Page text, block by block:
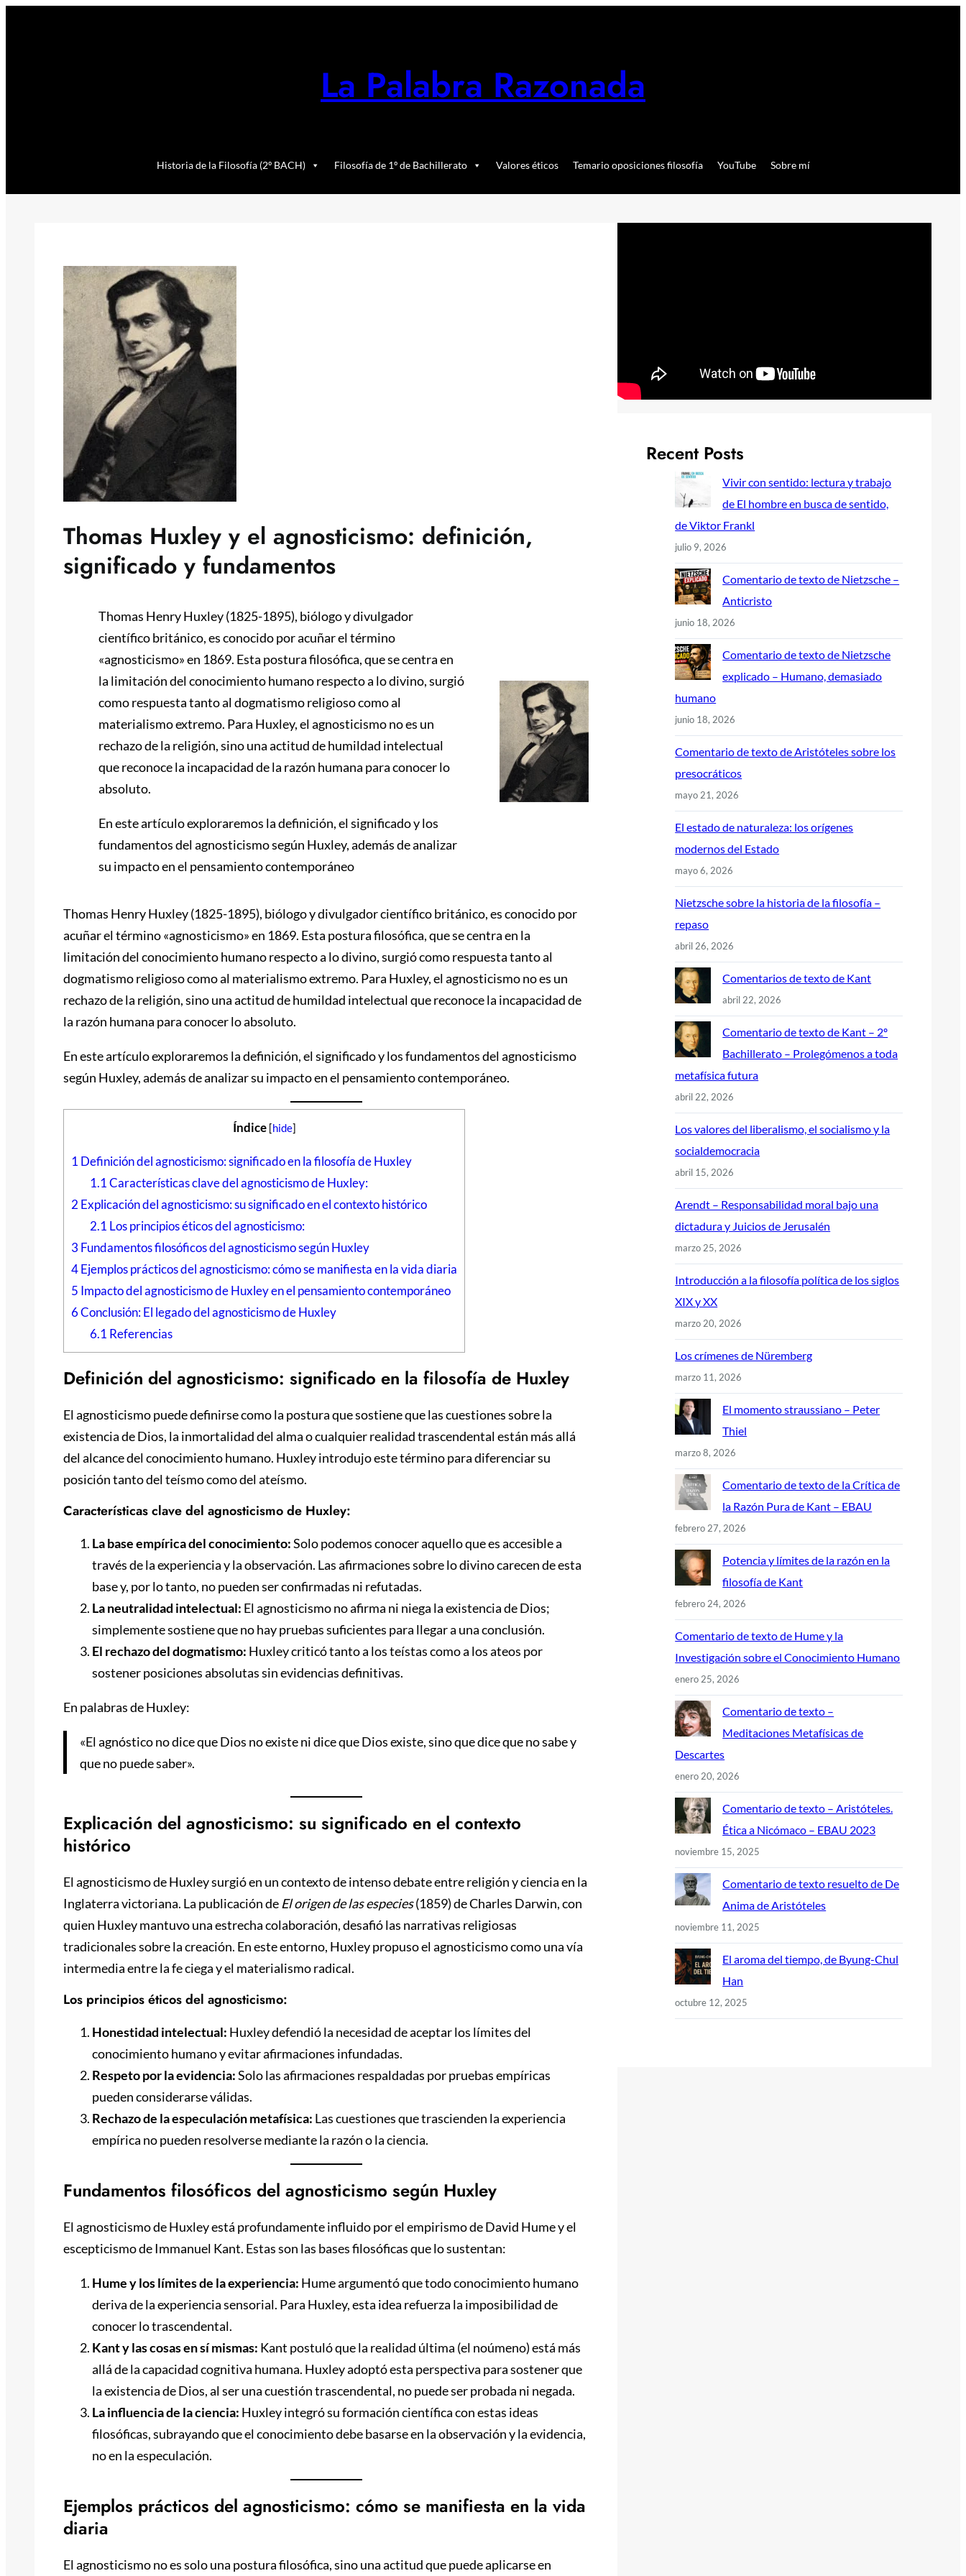
La Palabra Razonada
Historia de la Filosofía (2º BACH) Filosofía de 1º de Bachillerato Valores éticos Temario oposiciones filosofía YouTube Sobre mí
Thomas Huxley y el agnosticismo: definición,
significado y fundamentos
Thomas Henry Huxley (1825-1895), biólogo y divulgador
científico británico, es conocido por acuñar el término
«agnosticismo» en 1869. Esta postura filosófica, que se centra en
la limitación del conocimiento humano respecto a lo divino, surgió
como respuesta tanto al dogmatismo religioso como al
materialismo extremo. Para Huxley, el agnosticismo no es un
rechazo de la religión, sino una actitud de humildad intelectual
que reconoce la incapacidad de la razón humana para conocer lo
absoluto.
En este artículo exploraremos la definición, el significado y los
fundamentos del agnosticismo según Huxley, además de analizar
su impacto en el pensamiento contemporáneo
Thomas Henry Huxley (1825-1895), biólogo y divulgador científico británico, es conocido por
acuñar el término «agnosticismo» en 1869. Esta postura filosófica, que se centra en la
limitación del conocimiento humano respecto a lo divino, surgió como respuesta tanto al
dogmatismo religioso como al materialismo extremo. Para Huxley, el agnosticismo no es un
rechazo de la religión, sino una actitud de humildad intelectual que reconoce la incapacidad de
la razón humana para conocer lo absoluto.
En este artículo exploraremos la definición, el significado y los fundamentos del agnosticismo
según Huxley, además de analizar su impacto en el pensamiento contemporáneo.
Índice [hide]
1 Definición del agnosticismo: significado en la filosofía de Huxley
1.1Características clave del agnosticismo de Huxley:
2 Explicación del agnosticismo: su significado en el contexto histórico
2.1 Los principios éticos del agnosticismo:
3 Fundamentos filosóficos del agnosticismo según Huxley
4Ejemplos prácticos del agnosticismo: cómo se manifiesta en la vida diaria
5 Impacto del agnosticismo de Huxley en el pensamiento contemporáneo
6Conclusión: El legado del agnosticismo de Huxley
6.1 Referencias
Definición del agnosticismo: significado en la filosofía de Huxley
El agnosticismo puede definirse como la postura que sostiene que las cuestiones sobre la
existencia de Dios, la inmortalidad del alma o cualquier realidad trascendental están más allá
del alcance del conocimiento humano. Huxley introdujo este término para diferenciar su
posición tanto del teísmo como del ateísmo.
Características clave del agnosticismo de Huxley:
La base empírica del conocimiento:Solo podemos conocer aquello que es accesible a
través de la experiencia y la observación. Las afirmaciones sobre lo divino carecen de esta
base y, por lo tanto, no pueden ser confirmadas ni refutadas.
La neutralidad intelectual: El agnosticismo no afirma ni niega la existencia de Dios;
simplemente sostiene que no hay pruebas suficientes para llegar a una conclusión.
El rechazo del dogmatismo: Huxley criticó tanto a los teístas como a los ateos por
sostener posiciones absolutas sin evidencias definitivas.
En palabras de Huxley:
«El agnóstico no dice que Dios no existe ni dice que Dios existe, sino que dice que no sabe y
que no puede saber».
Explicación del agnosticismo: su significado en el contexto
histórico
El agnosticismo de Huxley surgió en un contexto de intenso debate entre religión y ciencia en la
Inglaterra victoriana. La publicación de El origen de las especies(1859) de Charles Darwin, con
quien Huxley mantuvo una estrecha colaboración, desafió las narrativas religiosas
tradicionales sobre la creación. En este entorno, Huxley propuso el agnosticismo como una vía
intermedia entre la fe ciega y el materialismo radical.
Los principios éticos del agnosticismo:
Honestidad intelectual: Huxley defendió la necesidad de aceptar los límites del
conocimiento humano y evitar afirmaciones infundadas.
Respeto por la evidencia:Solo las afirmaciones respaldadas por pruebas empíricas
pueden considerarse válidas.
Rechazo de la especulación metafísica: Las cuestiones que trascienden la experiencia
empírica no pueden resolverse mediante la razón o la ciencia.
Fundamentos filosóficos del agnosticismo según Huxley
El agnosticismo de Huxley está profundamente influido por el empirismo de David Hume y el
escepticismo de Immanuel Kant. Estas son las bases filosóficas que lo sustentan:
Hume y los límites de la experiencia: Hume argumentó que todo conocimiento humano
deriva de la experiencia sensorial. Para Huxley, esta idea refuerza la imposibilidad de
conocer lo trascendental.
Kant y las cosas en sí mismas: Kant postuló que la realidad última (el noúmeno) está más
allá de la capacidad cognitiva humana. Huxley adoptó esta perspectiva para sostener que
la existencia de Dios, al ser una cuestión trascendental, no puede ser probada ni negada.
La influencia de la ciencia: Huxley integró su formación científica con estas ideas
filosóficas, subrayando que el conocimiento debe basarse en la observación y la evidencia,
no en la especulación.
Ejemplos prácticos del agnosticismo: cómo se manifiesta en la vida
diaria
El agnosticismo no es solo una postura filosófica, sino una actitud que puede aplicarse en
Recent Posts
Vivir con sentido: lectura y trabajo
de El hombre en busca de sentido,
de Viktor Frankl
julio 9, 2026
Comentario de texto de Nietzsche –
Anticristo
junio 18, 2026
Comentario de texto de Nietzsche
explicado – Humano, demasiado
humano
junio 18, 2026
Comentario de texto de Aristóteles sobre los
presocráticos
mayo 21, 2026
El estado de naturaleza: los orígenes
modernos del Estado
mayo 6, 2026
Nietzsche sobre la historia de la filosofía –
repaso
abril 26, 2026
Comentarios de texto de Kant
abril 22, 2026
Comentario de texto de Kant – 2º
Bachillerato – Prolegómenos a toda
metafísica futura
abril 22, 2026
Los valores del liberalismo, el socialismo y la
socialdemocracia
abril 15, 2026
Arendt – Responsabilidad moral bajo una
dictadura y Juicios de Jerusalén
marzo 25, 2026
Introducción a la filosofía política de los siglos
XIX y XX
marzo 20, 2026
Los crímenes de Nüremberg
marzo 11, 2026
El momento straussiano – Peter
Thiel
marzo 8, 2026
Comentario de texto de la Crítica de
la Razón Pura de Kant – EBAU
febrero 27, 2026
Potencia y límites de la razón en la
filosofía de Kant
febrero 24, 2026
Comentario de texto de Hume y la
Investigación sobre el Conocimiento Humano
enero 25, 2026
Comentario de texto –
Meditaciones Metafísicas de
Descartes
enero 20, 2026
Comentario de texto – Aristóteles.
Ética a Nicómaco – EBAU 2023
noviembre 15, 2025
Comentario de texto resuelto de De
Anima de Aristóteles
noviembre 11, 2025
El aroma del tiempo, de Byung-Chul
Han
octubre 12, 2025